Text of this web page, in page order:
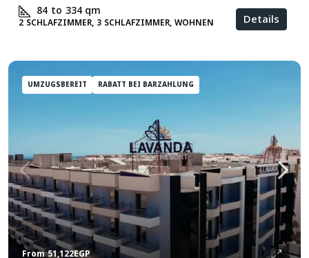
84 to 334qm
2 SCHLAFZIMMER, 3 SCHLAFZIMMER, WOHNEN Details
UMZUGSBEREIT RABATT BEI BARZAHLUNG
From51,122EGP